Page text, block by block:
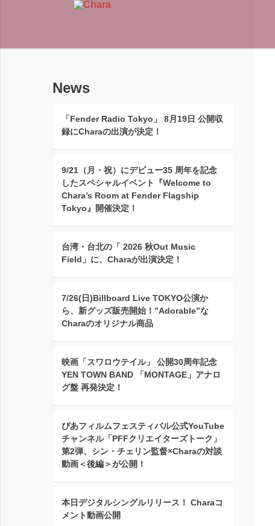
News
「Fender Radio Tokyo」 8月19日 公開収
録にCharaの出演が決定！
9/21（月・祝）にデビュー35 周年を記念
したスペシャルイベント『Welcome to
Chara’s Room at Fender Flagship
Tokyo』開催決定！
台湾・台北の「 2026 秋Out Music
Field」に、Charaが出演決定！
7/26(日)Billboard Live TOKYO公演か
ら、新グッズ販売開始！”Adorable”な
Charaのオリジナル商品
映画「スワロウテイル」 公開30周年記念
YEN TOWN BAND 「MONTAGE」アナロ
グ盤 再発決定！
ぴあフィルムフェスティバル公式YouTube
チャンネル「PFFクリエイターズトーク」
第2弾、シン・チェリン監督×Charaの対談
動画＜後編＞が公開！
本日デジタルシングルリリース！ Charaコ
メント動画公開